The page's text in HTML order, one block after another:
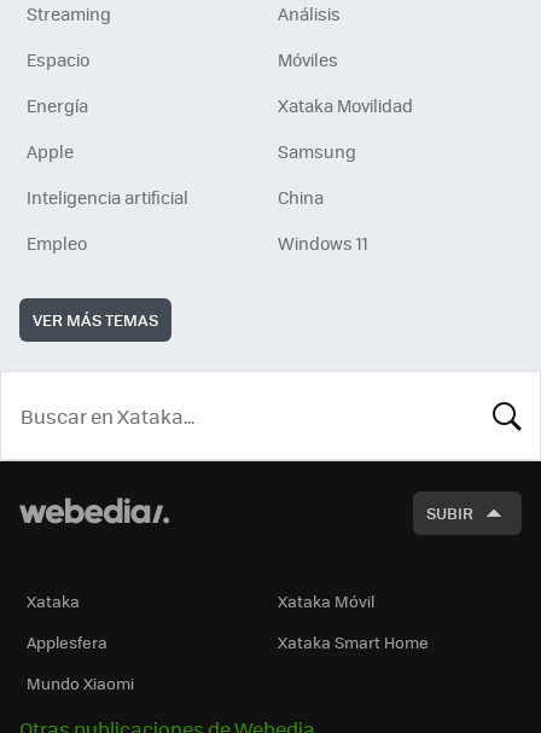
Streaming
Análisis
Espacio
Móviles
Energía
Xataka Movilidad
Apple
Samsung
Inteligencia artificial
China
Empleo
Windows 11
VER MÁS TEMAS
SUBIR
Xataka
Xataka Móvil
Applesfera
Xataka Smart Home
Mundo Xiaomi